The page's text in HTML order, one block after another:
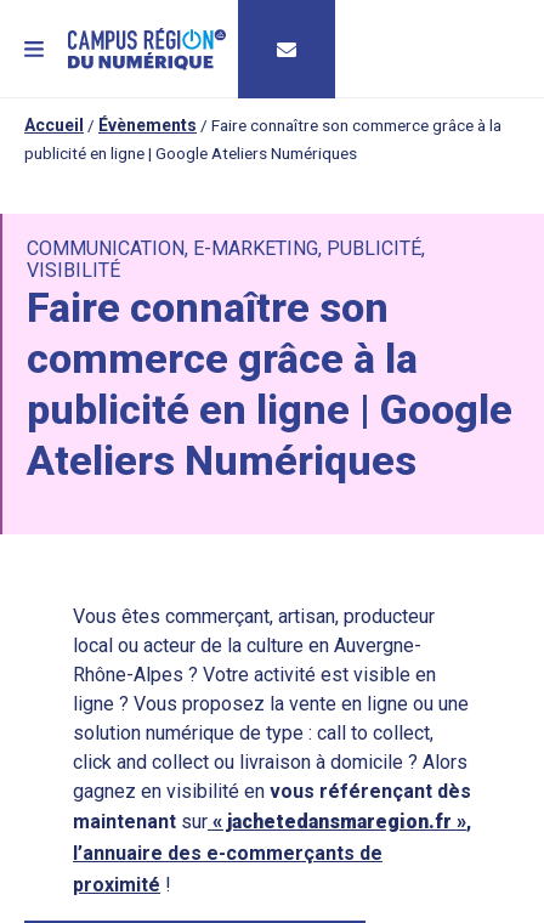
MENU
Accueil / Évènements / Faire connaître son commerce grâce à la
publicité en ligne | Google Ateliers Numériques
COMMUNICATION, E-MARKETING, PUBLICITÉ,
VISIBILITÉ
Faire connaître son
commerce grâce à la
publicité en ligne | Google
Ateliers Numériques
Vous êtes commerçant, artisan, producteur
local ou acteur de la culture en Auvergne-
Rhône-Alpes ? Votre activité est visible en
ligne ? Vous proposez la vente en ligne ou une
solution numérique de type : call to collect,
click and collect ou livraison à domicile ? Alors
gagnez en visibilité en vous référençant dès
maintenant sur « jachetedansmaregion.fr »,
l’annuaire des e-commerçants de
proximité !